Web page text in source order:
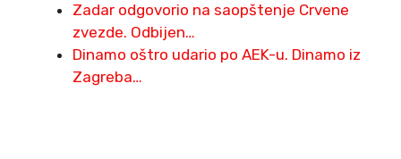
Zadar odgovorio na saopštenje Crvene
zvezde. Odbijen…
Dinamo oštro udario po AEK-u. Dinamo iz
Zagreba…